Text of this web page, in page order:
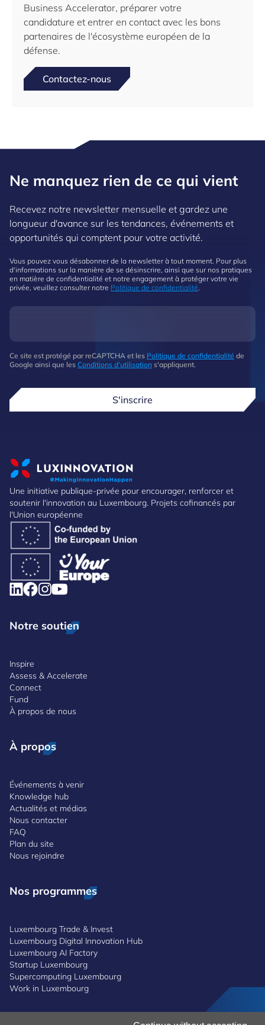
Business Accelerator, préparer votre
candidature et entrer en contact avec les bons
partenaires de l'écosystème européen de la
défense.
Contactez-nous
Ne manquez rien de ce qui vient
Recevez notre newsletter mensuelle et gardez une
longueur d'avance sur les tendances, événements et
opportunités qui comptent pour votre activité.
Vous pouvez vous désabonner de la newsletter à tout moment. Pour plus
d'informations sur la manière de se désinscrire, ainsi que sur nos pratiques
en matière de confidentialité et notre engagement à protéger votre vie
privée, veuillez consulter notre Politique de confidentialité.
Ce site est protégé par reCAPTCHA et les Politique de confidentialité de
Google ainsi que les Conditions d'utilisation s'appliquent.
S'inscrire
Une initiative publique-privée pour encourager, renforcer et
soutenir l'innovation au Luxembourg. Projets cofinancés par
l'Union européenne
Notre soutien
Inspire
Assess & Accelerate
Connect
Fund
À propos de nous
À propos
Événements à venir
Knowledge hub
Actualités et médias
Nous contacter
FAQ
Plan du site
Nous rejoindre
Nos programmes
Luxembourg Trade & Invest
Luxembourg Digital Innovation Hub
Luxembourg AI Factory
Startup Luxembourg
Supercomputing Luxembourg
Work in Luxembourg